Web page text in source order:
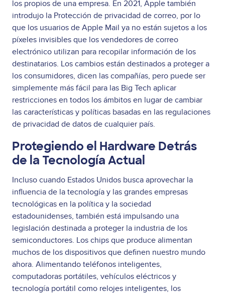
los propios de una empresa. En 2021, Apple también
introdujo la Protección de privacidad de correo, por lo
que los usuarios de Apple Mail ya no están sujetos a los
píxeles invisibles que los vendedores de correo
electrónico utilizan para recopilar información de los
destinatarios. Los cambios están destinados a proteger a
los consumidores, dicen las compañías, pero puede ser
simplemente más fácil para las Big Tech aplicar
restricciones en todos los ámbitos en lugar de cambiar
las características y políticas basadas en las regulaciones
de privacidad de datos de cualquier país.
Protegiendo el Hardware Detrás
de la Tecnología Actual
Incluso cuando Estados Unidos busca aprovechar la
influencia de la tecnología y las grandes empresas
tecnológicas en la política y la sociedad
estadounidenses, también está impulsando una
legislación destinada a proteger la industria de los
semiconductores. Los chips que produce alimentan
muchos de los dispositivos que definen nuestro mundo
ahora. Alimentando teléfonos inteligentes,
computadoras portátiles, vehículos eléctricos y
tecnología portátil como relojes inteligentes, los